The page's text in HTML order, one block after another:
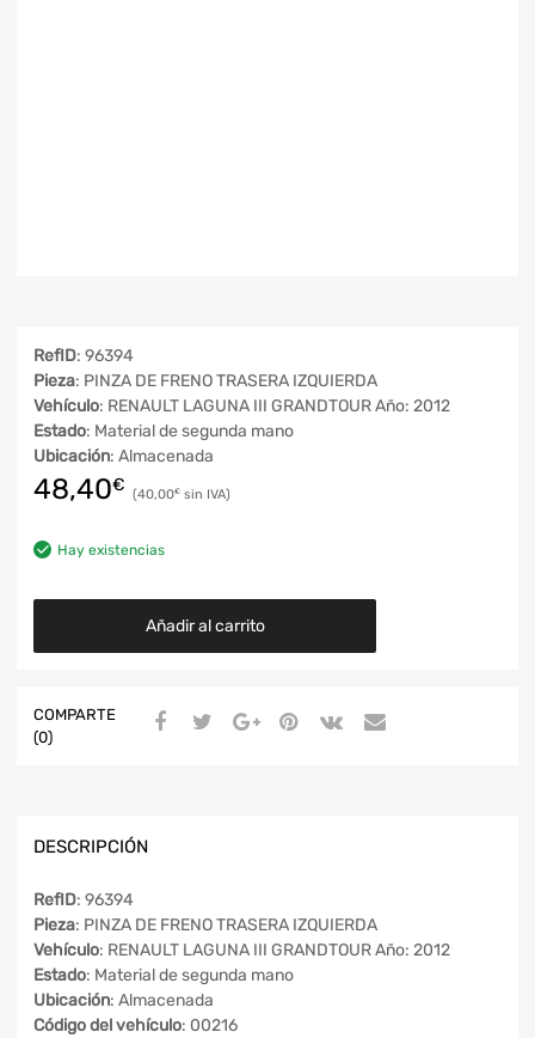
RefID: 96394
Pieza: PINZA DE FRENO TRASERA IZQUIERDA
Vehículo: RENAULT LAGUNA III GRANDTOUR Año: 2012
Estado: Material de segunda mano
Ubicación: Almacenada
48,40€ 40,00€
Hay existencias
Añadir al carrito
COMPARTE
(0)
DESCRIPCIÓN
RefID: 96394
Pieza: PINZA DE FRENO TRASERA IZQUIERDA
Vehículo: RENAULT LAGUNA III GRANDTOUR Año: 2012
Estado: Material de segunda mano
Ubicación: Almacenada
Código del vehículo: 00216